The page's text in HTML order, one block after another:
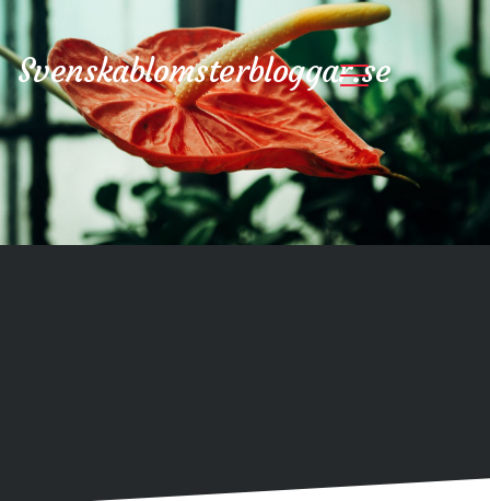
Svenskablomsterbloggar.se